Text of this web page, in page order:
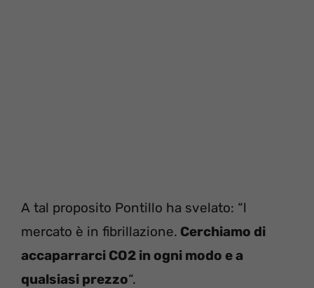
A tal proposito Pontillo ha svelato: “l
mercato è in fibrillazione. Cerchiamo di
accaparrarci CO2 in ogni modo e a
qualsiasi prezzo“.